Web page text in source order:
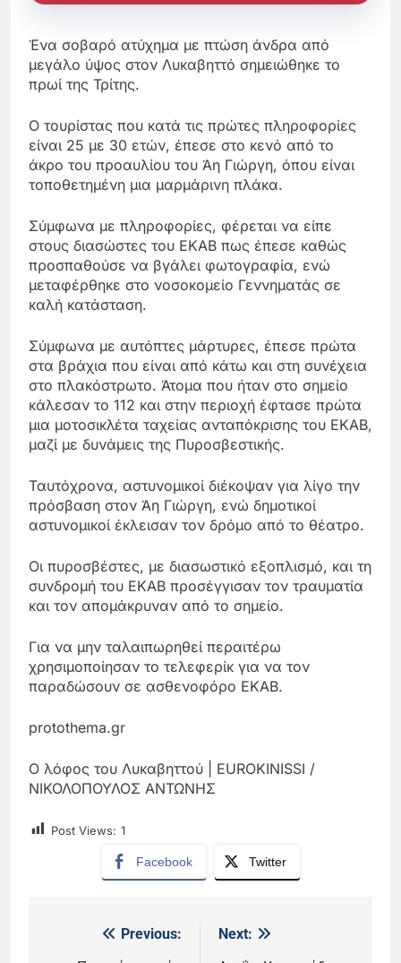
Ένα σοβαρό ατύχημα με πτώση άνδρα από
μεγάλο ύψος στον Λυκαβηττό σημειώθηκε το
πρωί της Τρίτης.
Ο τουρίστας που κατά τις πρώτες πληροφορίες
είναι 25 με 30 ετών, έπεσε στο κενό από το
άκρο του προαυλίου του Άη Γιώργη, όπου είναι
τοποθετημένη μια μαρμάρινη πλάκα.
Σύμφωνα με πληροφορίες, φέρεται να είπε
στους διασώστες του ΕΚΑΒ πως έπεσε καθώς
προσπαθούσε να βγάλει φωτογραφία, ενώ
μεταφέρθηκε στο νοσοκομείο Γεννηματάς σε
καλή κατάσταση.
Σύμφωνα με αυτόπτες μάρτυρες, έπεσε πρώτα
στα βράχια που είναι από κάτω και στη συνέχεια
στο πλακόστρωτο. Άτομα που ήταν στο σημείο
κάλεσαν το 112 και στην περιοχή έφτασε πρώτα
μια μοτοσικλέτα ταχείας ανταπόκρισης του ΕΚΑΒ,
μαζί με δυνάμεις της Πυροσβεστικής.
Ταυτόχρονα, αστυνομικοί διέκοψαν για λίγο την
πρόσβαση στον Άη Γιώργη, ενώ δημοτικοί
αστυνομικοί έκλεισαν τον δρόμο από το θέατρο.
Οι πυροσβέστες, με διασωστικό εξοπλισμό, και τη
συνδρομή του ΕΚΑΒ προσέγγισαν τον τραυματία
και τον απομάκρυναν από το σημείο.
Για να μην ταλαιπωρηθεί περαιτέρω
χρησιμοποίησαν το τελεφερίκ για να τον
παραδώσουν σε ασθενοφόρο ΕΚΑΒ.
protothema.gr
Ο λόφος του Λυκαβηττού | EUROKINISSI /
ΝΙΚΟΛΟΠΟΥΛΟΣ ΑΝΤΩΝΗΣ
Post Views: 1
Facebook Twitter
ΠλοήγησηPrevious:
Next: